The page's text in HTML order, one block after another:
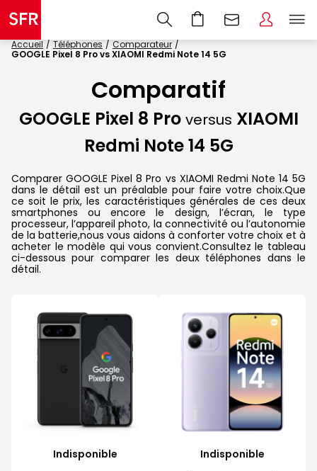
Accueil Téléphones
Comparateur
GOOGLE Pixel 8 Pro vs XIAOMI Redmi Note 14 5G
Comparatif
GOOGLE Pixel 8 Pro versus XIAOMI
Redmi Note 14 5G
Comparer GOOGLE Pixel 8 Pro vs XIAOMI Redmi Note 14 5G
dans le détail est un préalable pour faire votre choix.Que
ce soit le prix, les caractéristiques générales de ces deux
smartphones ou encore le design, l’écran, le type
processeur, l’appareil photo, la connectivité ou l’autonomie
de la batterie,nous vous aidons à conforter votre choix et à
acheter le modèle qui vous convient.Consultez le tableau
ci-dessous pour comparer les deux téléphones dans le
détail.
Indisponible
Indisponible